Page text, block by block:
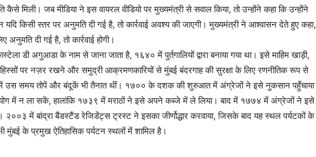
कैसे मिली। जब मीडिया ने इस वायरल वीडियो पर मुख्यमंत्री से सवाल किया, तो उन्होंने कहा कि उन्होंने
यदि किसी स्तर पर अनुमति दी गई है, तो कार्रवाई अवश्य की जाएगी। मुख्यमंत्री ने आश्वासन देते हुए कहा,
दी गई है, तो कार्रवाई होगी।
डी अगुआडा के नाम से जाना जाता है, १६४० में पुर्तगालियों द्वारा बनाया गया था। इसे माहिम खाड़ी,
पर नज़र रखने और समुद्री आक्रमणकारियों से मुंबई बंदरगाह की सुरक्षा के लिए रणनीतिक रूप से
में उस समय तोपें और बंदूकें भी तैनात थीं। १७०० के दशक की शुरुआत में अंग्रेजों ने इसे नुकसान पहुँचाया
में न ला सकें, हालांकि १७३९ में मराठों ने इसे अपने कब्जे में ले लिया। बाद में १७७४ में अंग्रेजों ने इसे
में बांद्रा बैंडस्टैंड रेजिडेंट्स ट्रस्ट ने इसका जीर्णोद्धार करवाया, जिसके बाद यह स्थल पर्यटकों के
के प्रमुख ऐतिहासिक पर्यटन स्थलों में शामिल है।